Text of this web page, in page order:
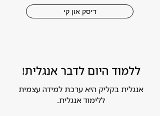
דיסק און קי
ללמוד היום לדבר אנגלית!
אנגלית בקליק היא ערכת למידה עצמית
ללימוד אנגלית.